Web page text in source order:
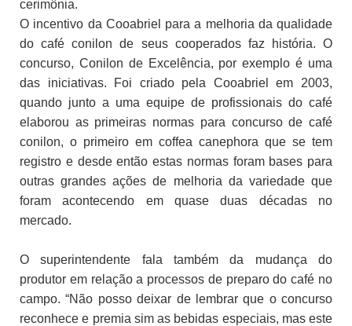
cerimônia.
O incentivo da Cooabriel para a melhoria da qualidade
do café conilon de seus cooperados faz história. O
concurso, Conilon de Excelência, por exemplo é uma
das iniciativas. Foi criado pela Cooabriel em 2003,
quando junto a uma equipe de profissionais do café
elaborou as primeiras normas para concurso de café
conilon, o primeiro em coffea canephora que se tem
registro e desde então estas normas foram bases para
outras grandes ações de melhoria da variedade que
foram acontecendo em quase duas décadas no
mercado.
O superintendente fala também da mudança do
produtor em relação a processos de preparo do café no
campo. “Não posso deixar de lembrar que o concurso
reconhece e premia sim as bebidas especiais, mas este